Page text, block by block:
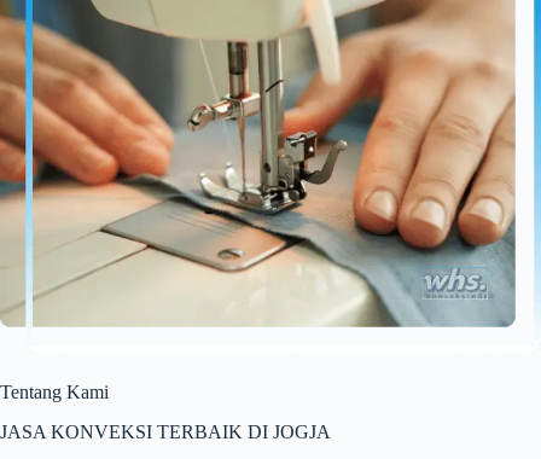
Tentang Kami
JASA KONVEKSI TERBAIK DI JOGJA